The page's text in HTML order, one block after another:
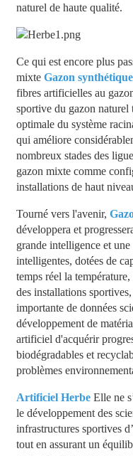
naturel de haute qualité.
Ce qui est encore plus
mixte Gazon synthétique
fibres artificielles au
sportive du gazon naturel
optimale du système
qui améliore
nombreux stades des
gazon mixte comme
installations de haut
Tourné vers l'avenir,
développera et
grande intelligence et
intelligentes, dotées de
temps réel la
des installations
importante de données
développement de
artificiel d'acquérir
biodégradables et
problèmes
Artificiel Herbe Elle ne
le développement des
infrastructures sportives
tout en assurant un